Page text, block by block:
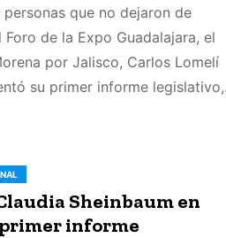
que no dejaron de
Foro de la Expo Guadalajara, el
por Jalisco, Carlos Lomelí
su primer informe
Sheinbaum en
informe